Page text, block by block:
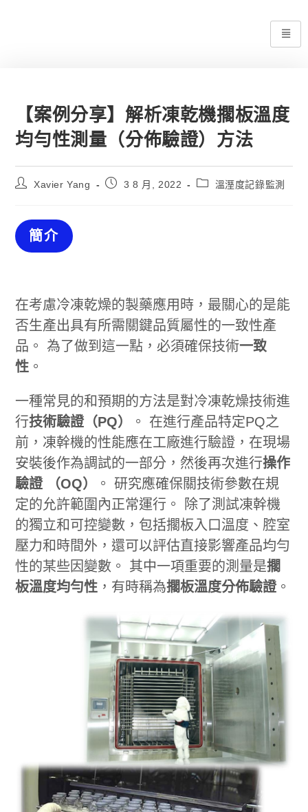
【案例分享】解析凍乾機擱板溫度
均勻性測量（分佈驗證）方法
Xavier Yang 3 8 月, 2022 溫溼度記錄監測
簡介
在考慮冷凍乾燥的製藥應用時，最關心的是能
否生產出具有所需關鍵品質屬性的一致性產
品。 為了做到這一點，必須確保技術一致
性 。
一種常見的和預期的方法是對冷凍乾燥技術進
行技術驗證（PQ）
。 在進行產品特定PQ之
前，凍幹機的性能應在工廠進行驗證，在現場
安裝後作為調試的一部分，然後再次進行操作
驗證 （OQ）
。 研究應確保關技術參數在規
定的允許範圍內正常運行。 除了測試凍幹機
的獨立和可控變數，包括擱板入口溫度、腔室
壓力和時間外，還可以評估直接影響產品均勻
性的某些因變數。 其中一項重要的測量是擱
板溫度均勻性 ，有時稱為擱板溫度分佈驗證。